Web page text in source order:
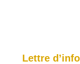
Lettre